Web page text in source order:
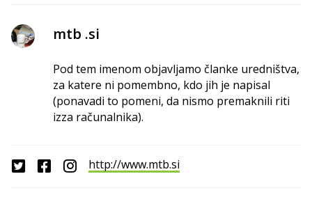
mtb .si
Pod tem imenom objavljamo članke uredništva,
za katere ni pomembno, kdo jih je napisal
(ponavadi to pomeni, da nismo premaknili riti
izza računalnika).
http://www.mtb.si